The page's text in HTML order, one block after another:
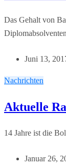
Das Gehalt von
Juni 13,
Nachrichten
Aktuelle
14 Jahre ist die
Januar 26,